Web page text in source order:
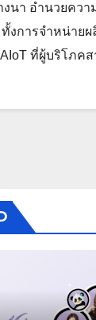
งนา อำนวยคว
ทั้งการจำหน่า
ที่ผู้บริโภค